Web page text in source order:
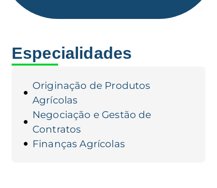
Especialidades
Originação de Produtos
Agrícolas
Negociação e Gestão de
Contratos
Finanças Agrícolas